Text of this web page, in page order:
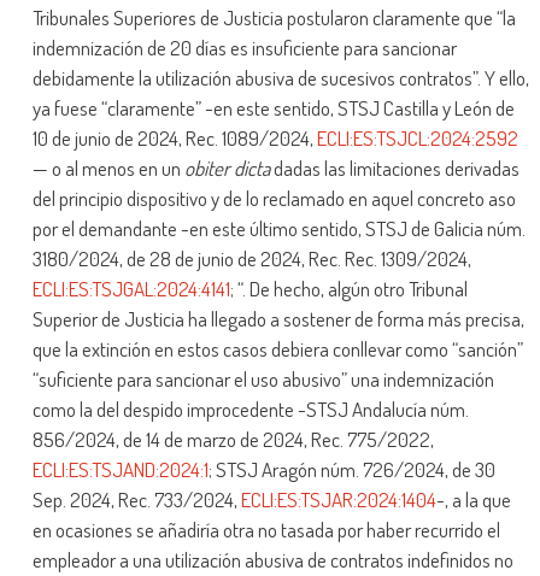
Tribunales Superiores de Justicia postularon claramente que “la
indemnización de 20 días es insuficiente para sancionar
debidamente la utilización abusiva de sucesivos contratos”. Y ello,
ya fuese “claramente” -en este sentido, STSJ Castilla y León de
10 de junio de 2024, Rec. 1089/2024,ECLI:ES:TSJCL:2024:2592
— o al menos en un obiter dictadadas las limitaciones derivadas
del principio dispositivo y de lo reclamado en aquel concreto aso
por el demandante -en este último sentido, STSJ de Galicia núm.
3180/2024, de 28 de junio de 2024, Rec. Rec. 1309/2024,
ECLI:ES:TSJGAL:2024:4141; “. De hecho, algún otro Tribunal
Superior de Justicia ha llegado a sostener de forma más precisa,
que la extinción en estos casos debiera conllevar como “sanción”
“suficiente para sancionar el uso abusivo” una indemnización
como la del despido improcedente -STSJ Andalucía núm.
856/2024, de 14 de marzo de 2024, Rec. 775/2022,
ECLI:ES:TSJAND:2024:1; STSJ Aragón núm. 726/2024, de 30
Sep. 2024, Rec. 733/2024,ECLI:ES:TSJAR:2024:1404-, a la que
en ocasiones se añadiría otra no tasada por haber recurrido el
empleador a una utilización abusiva de contratos indefinidos no